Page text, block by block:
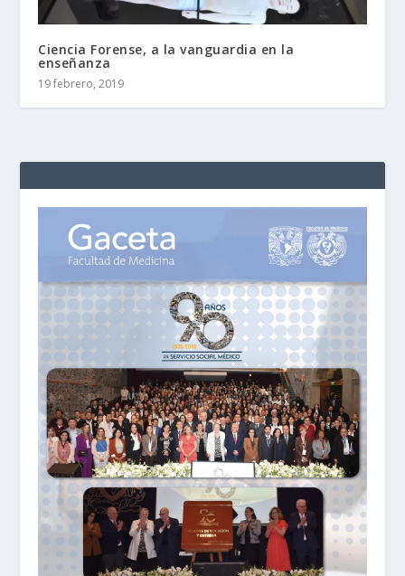
Ciencia Forense, a la vanguardia en la
enseñanza
19 febrero, 2019